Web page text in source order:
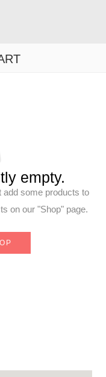
empty.
add some products to
on our "Shop" page.